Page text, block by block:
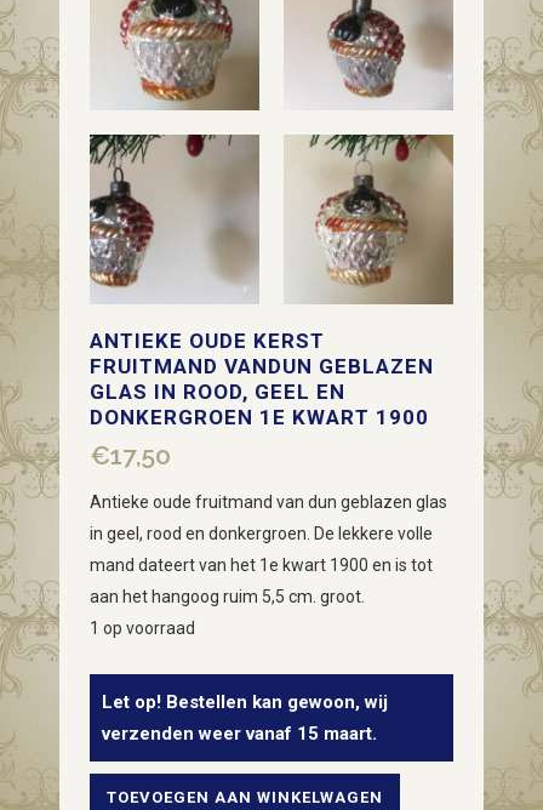
ANTIEKE OUDE KERST
FRUITMAND VANDUN GEBLAZEN
GLAS IN ROOD, GEEL EN
DONKERGROEN 1E KWART 1900
€17,50
Antieke oude fruitmand van dun geblazen glas
in geel, rood en donkergroen. De lekkere volle
mand dateert van het 1e kwart 1900 en is tot
aan het hangoog ruim 5,5 cm. groot.
1 op voorraad
Let op! Bestellen kan gewoon, wij
verzenden weer vanaf 15 maart.
Antieke
TOEVOEGEN AAN WINKELWAGEN